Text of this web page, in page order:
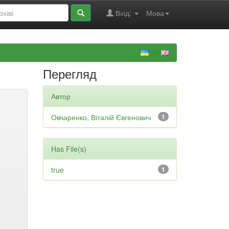
Мова
Вхід:
Перегляд
Автор
1
Овчаренко, Віталій Євгенович
Has File(s)
1
true